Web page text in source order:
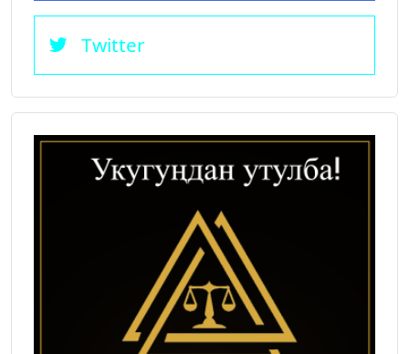
Twitter